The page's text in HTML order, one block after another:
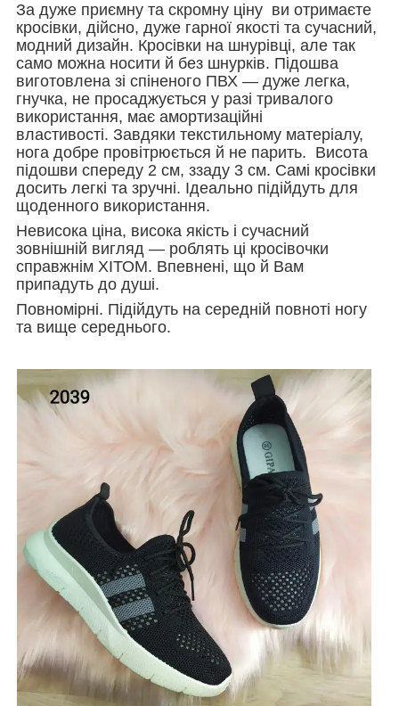
За дуже приємну та скромну ціну ви отримаєте
кросівки, дійсно, дуже гарної якості та сучасний,
модний дизайн. Кросівки на шнурівці, але так
само можна носити й без шнурків. Підошва
виготовлена зі спіненого ПВХ — дуже легка,
гнучка, не просаджується у разі тривалого
використання, має амортизаційні
властивості. Завдяки текстильному матеріалу,
нога добре провітрюється й не парить. Висота
підошви спереду 2 см, ззаду 3 см. Самі кросівки
досить легкі та зручні. Ідеально підійдуть для
щоденного використання.
Невисока ціна, висока якість і сучасний
зовнішній вигляд — роблять ці кросівочки
справжнім ХІТОМ. Впевнені, що й Вам
припадуть до душі.
Повномірні. Підійдуть на середній повноті ногу
та вище середнього.